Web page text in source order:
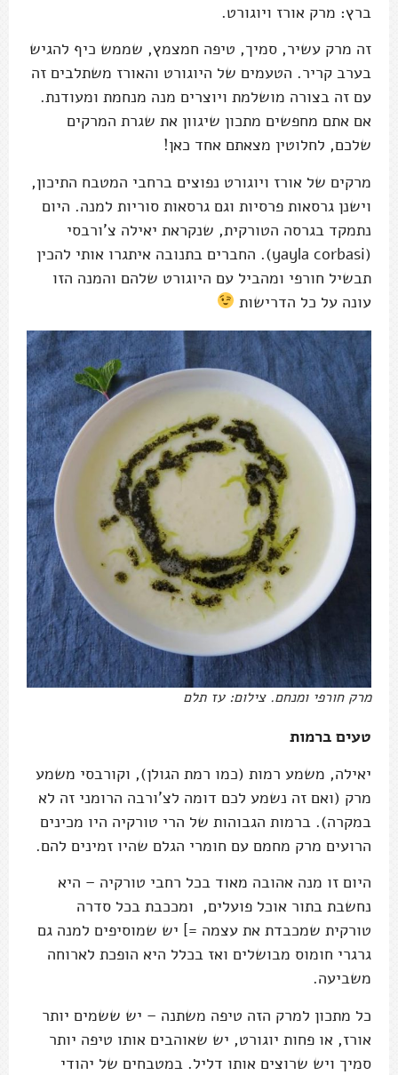
ברץ: מרק אורז ויוגורט.
זה מרק עשיר, סמיך, טיפה חמצמץ, שממש כיף להגיש
בערב קריר. הטעמים של היוגורט והאורז משתלבים זה
עם זה בצורה מושלמת ויוצרים מנה מנחמת ומעודנת.
אם אתם מחפשים מתכון שיגוון את שגרת המרקים
שלכם, לחלוטין מצאתם אחד כאן!
מרקים של אורז ויוגורט נפוצים ברחבי המטבח התיכון,
וישנן גרסאות פרסיות וגם גרסאות סוריות למנה. היום
נתמקד בגרסה הטורקית, שנקראת יאילה צ'ורבסי
(yayla corbasi). החברים בתנובה איתגרו אותי להכין
תבשיל חורפי ומהביל עם היוגורט שלהם והמנה הזו
עונה על כל הדרישות
מרק חורפי ומנחם. צילום: עז תלם
טעים ברמות
יאילה, משמע רמות (כמו רמת הגולן), וקורבסי משמע
מרק (ואם זה נשמע לכם דומה לצ'ורבה הרומני זה לא
במקרה). ברמות הגבוהות של הרי טורקיה היו מכינים
הרועים מרק מחמם עם חומרי הגלם שהיו זמינים להם.
היום זו מנה אהובה מאוד בכל רחבי טורקיה – היא
נחשבת בתור אוכל פועלים, ומככבת בכל סדרה
טורקית שמכבדת את עצמה =] יש שמוסיפים למנה גם
גרגרי חומוס מבושלים ואז בכלל היא הופכת לארוחה
משביעה.
כל מתכון למרק הזה טיפה משתנה – יש ששמים יותר
אורז, או פחות יוגורט, יש שאוהבים אותו טיפה יותר
סמיך ויש שרוצים אותו דליל. במטבחים של יהודי